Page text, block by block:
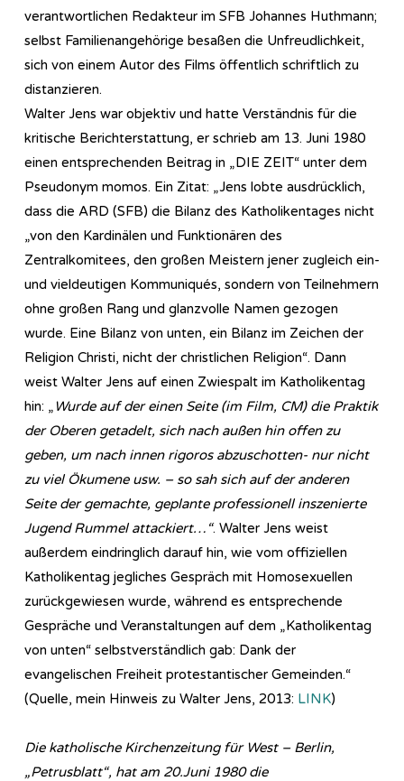
verantwortlichen Redakteur im SFB Johannes Huthmann;
selbst Familienangehörige besaßen die Unfreudlichkeit,
sich von einem Autor des Films öffentlich schriftlich zu
distanzieren.
Walter Jens war objektiv und hatte Verständnis für die
kritische Berichterstattung, er schrieb am 13. Juni 1980
einen entsprechenden Beitrag in „DIE ZEIT“ unter dem
Pseudonym momos. Ein Zitat: „Jens lobte ausdrücklich,
dass die ARD (SFB) die Bilanz des Katholikentages nicht
„von den Kardinälen und Funktionären des
Zentralkomitees, den großen Meistern jener zugleich ein-
und vieldeutigen Kommuniqués, sondern von Teilnehmern
ohne großen Rang und glanzvolle Namen gezogen
wurde. Eine Bilanz von unten, ein Bilanz im Zeichen der
Religion Christi, nicht der christlichen Religion“. Dann
weist Walter Jens auf einen Zwiespalt im Katholikentag
hin: „Wurde auf der einen Seite (im Film, CM) die Praktik
der Oberen getadelt, sich nach außen hin offen zu
geben, um nach innen rigoros abzuschotten- nur nicht
zu viel Ökumene usw. – so sah sich auf der anderen
Seite der gemachte, geplante professionell inszenierte
Jugend Rummel attackiert…“. Walter Jens weist
außerdem eindringlich darauf hin, wie vom offiziellen
Katholikentag jegliches Gespräch mit Homosexuellen
zurückgewiesen wurde, während es entsprechende
Gespräche und Veranstaltungen auf dem „Katholikentag
von unten“ selbstverständlich gab: Dank der
evangelischen Freiheit protestantischer Gemeinden.“
(Quelle, mein Hinweis zu Walter Jens, 2013: LINK)
Die katholische Kirchenzeitung für West – Berlin,
„Petrusblatt“, hat am 20.Juni 1980 die